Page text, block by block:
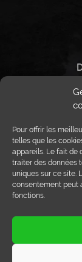
Pour offrir les
telles que les
appareils. Le fait de
traiter des données
uniques sur ce site.
consentement peut
fonctions.